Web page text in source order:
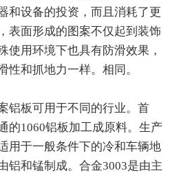
和设备的投资，而且消耗了更
表面形成的图案不仅起到装饰
使用环境下也具有防滑效果，
性和抓地力一样。相同。
铝板可用于不同的行业。首
的1060铝板加工成原料。生产
用于一般条件下的冷和车辆地
铝和锰制成。合金3003是由主